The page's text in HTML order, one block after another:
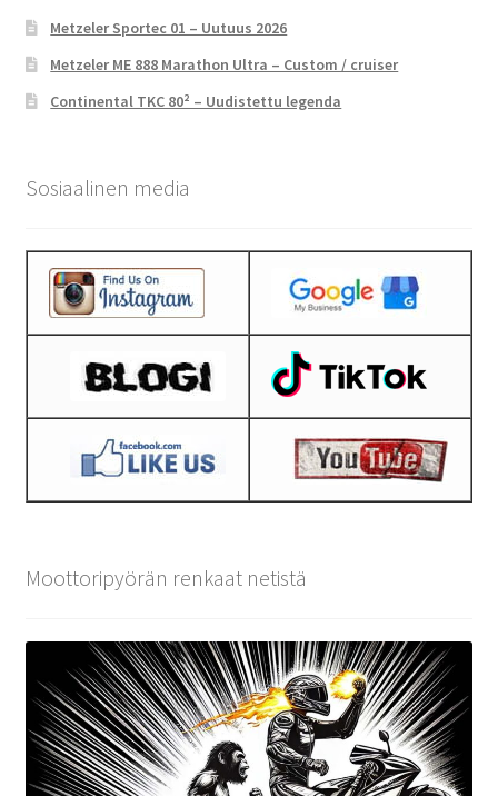
Metzeler Sportec 01 – Uutuus 2026
Metzeler ME 888 Marathon Ultra – Custom / cruiser
Continental TKC 80² – Uudistettu legenda
Sosiaalinen media
Moottoripyörän renkaat netistä